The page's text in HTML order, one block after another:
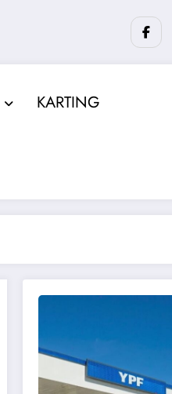
KARTING